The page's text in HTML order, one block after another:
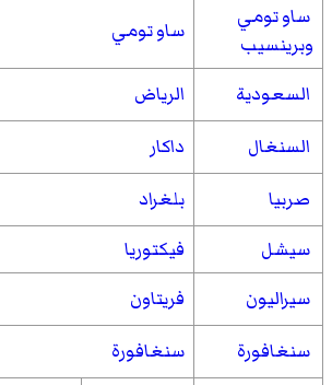
ساو تومي
وبرينسيب
ساو تومي
السعودية الرياض
السنغال
داكار
صربيا
بلغراد
سيشل
فيكتوريا
سيراليون
فريتاون
سنغافورة
سنغافورة